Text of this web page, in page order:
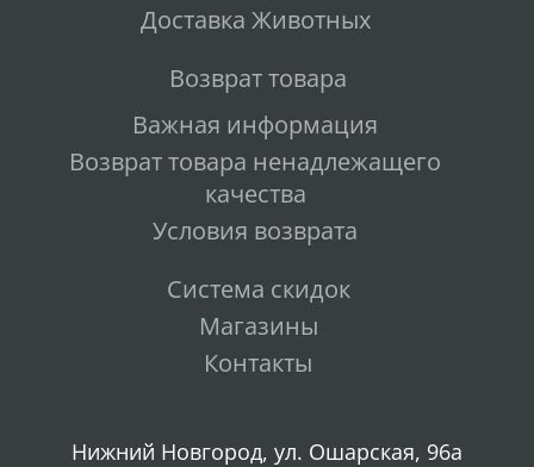
Доставка Животных
Возврат товара
Важная информация
Возврат товара ненадлежащего
качества
Условия возврата
Система скидок
Магазины
Контакты
Нижний Новгород, ул. Ошарская, 96а